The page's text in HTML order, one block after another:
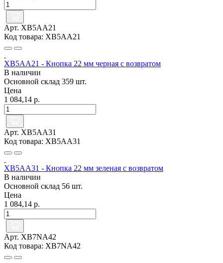
Арт. XB5AA21
Код товара: XB5AA21
XB5AA21 - Кнопка 22 мм черная с возвратом
В наличии
Основной склад 359 шт.
Цена
1 084,14 р.
Арт. XB5AA31
Код товара: XB5AA31
XB5AA31 - Кнопка 22 мм зеленая с возвратом
В наличии
Основной склад 56 шт.
Цена
1 084,14 р.
Арт. XB7NA42
Код товара: XB7NA42